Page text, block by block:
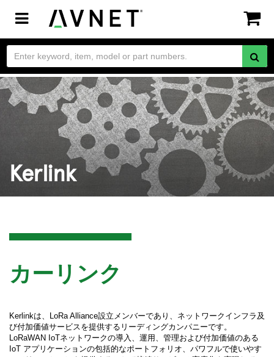
Toggle
navigation
Kerlink
カーリンク
Kerlinkは、LoRa Alliance設立メンバーであり、ネットワークインフラ及
び付加価値サービスを提供するリーディングカンパニーです。
LoRaWAN IoTネットワークの導入、運用、管理および付加価値のある
IoT アプリケーションの包括的なポートフォリオ、パワフルで使いやす